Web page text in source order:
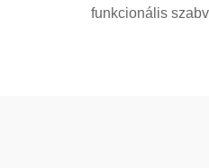
funkcionális